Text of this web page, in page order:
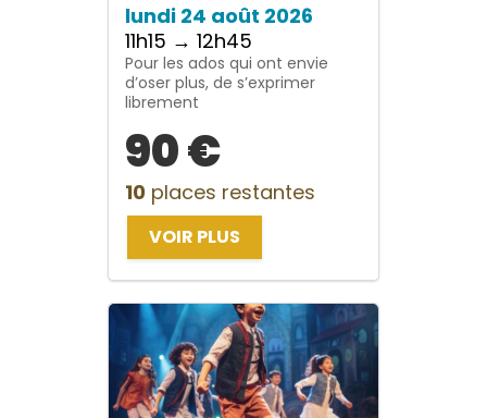
lundi 24 août 2026
11h15 → 12h45
Pour les ados qui ont envie
d’oser plus, de s’exprimer
librement
90 €
10 places restantes
VOIR PLUS